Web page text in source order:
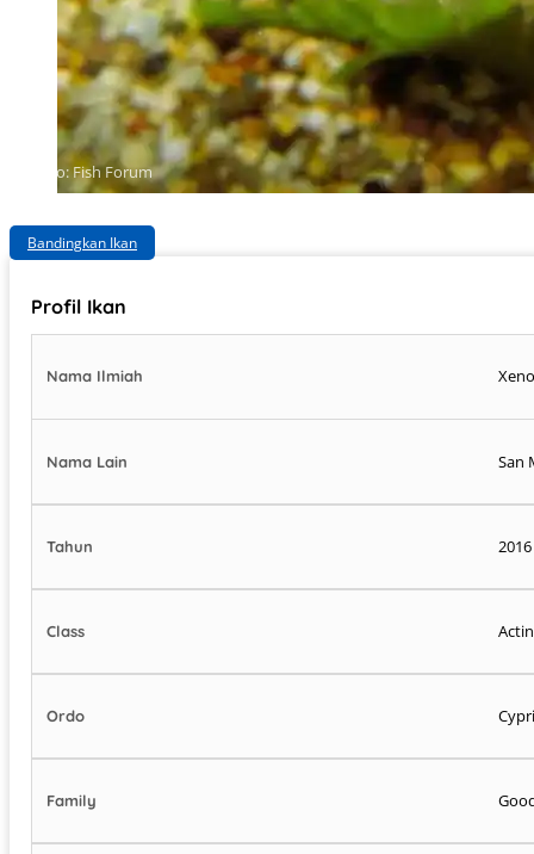
Photo: Fish Forum
Bandingkan Ikan
Profil Ikan
Nama Ilmiah
Nama Lain San
Tahun 2016
Class
Ordo
Family